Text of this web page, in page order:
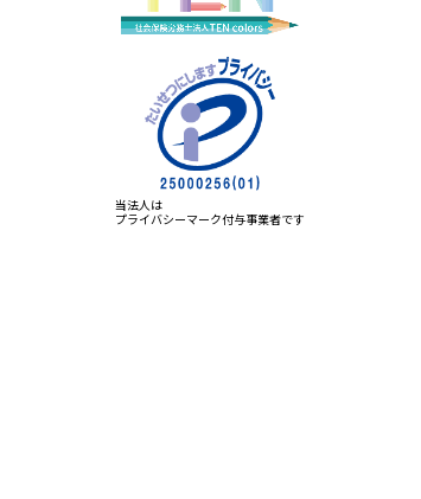
当法人は
プライバシーマーク付与事業者です